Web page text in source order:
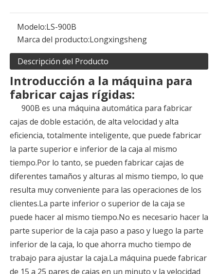
Modelo:LS-900B
Marca del producto:Longxingsheng
Descripción del Producto
Introducción a la máquina para
fabricar cajas rígidas:
900B es una máquina automática para fabricar
cajas de doble estación, de alta velocidad y alta
eficiencia, totalmente inteligente, que puede fabricar
la parte superior e inferior de la caja al mismo
tiempo.Por lo tanto, se pueden fabricar cajas de
diferentes tamaños y alturas al mismo tiempo, lo que
resulta muy conveniente para las operaciones de los
clientes.La parte inferior o superior de la caja se
puede hacer al mismo tiempo.No es necesario hacer la
parte superior de la caja paso a paso y luego la parte
inferior de la caja, lo que ahorra mucho tiempo de
trabajo para ajustar la caja.La máquina puede fabricar
de 15 a 25 pares de cajas en un minuto y la velocidad